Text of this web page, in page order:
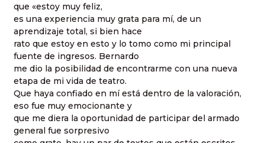
que «estoy muy feliz,
es una experiencia muy grata para mí, de un
aprendizaje total, si bien hace
rato que estoy en esto y lo tomo como mi principal
fuente de ingresos. Bernardo
me dio la posibilidad de encontrarme con una nueva
etapa de mi vida de teatro.
Que haya confiado en mí está dentro de la valoración,
eso fue muy emocionante y
que me diera la oportunidad de participar del armado
general fue sorpresivo